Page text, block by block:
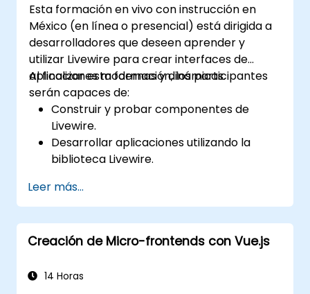
JavaScript.
Esta formación en vivo con instrucción en
México (en línea o presencial) está dirigida a
desarrolladores que deseen aprender y
utilizar Livewire para crear interfaces de
aplicaciones modernas y dinámicas.
Al finalizar esta formación, los participantes
serán capaces de:
Construir y probar componentes de
Livewire.
Desarrollar aplicaciones utilizando la
biblioteca Livewire.
PHP.
Leer más...
Creación de Micro-frontends con Vue.js
14 Horas